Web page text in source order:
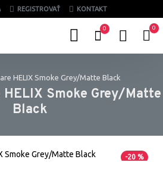
REGISTROVAŤ KONTAKT
0 0
HELIX Smoke Grey/Matte Black
Smoke Grey/Matte
Black
-20 %